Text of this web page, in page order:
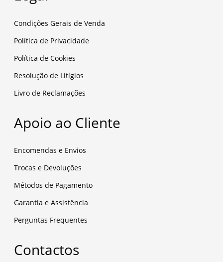
Condições Gerais de Venda
Política de Privacidade
Política de Cookies
Resolução de Litígios
Livro de Reclamações
Apoio ao Cliente
Encomendas e Envios
Trocas e Devoluções
Métodos de Pagamento
Garantia e Assistência
Perguntas Frequentes
Contactos